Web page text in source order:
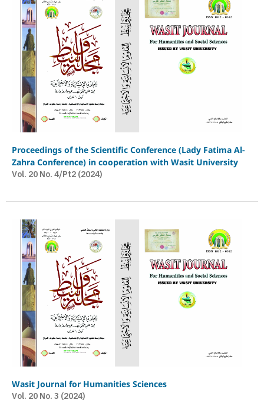
Proceedings of the Scientific Conference (Lady Fatima Al-
Zahra Conference) in cooperation with Wasit University
Vol. 20 No. 4/Pt2 (2024)
Wasit Journal for Humanities Sciences
Vol. 20 No. 3 (2024)